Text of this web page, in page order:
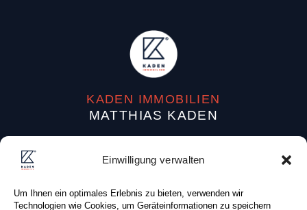
Einwilligung verwalten
Um Ihnen ein optimales Erlebnis zu bieten, verwenden wir
Technologien wie Cookies, um Geräteinformationen zu speichern
KADEN IMMOBILIEN
MATTHIAS KADEN
04107 Leipzig (Deutschland)
Tel: +49 (0) 341 . 87 80 83 0